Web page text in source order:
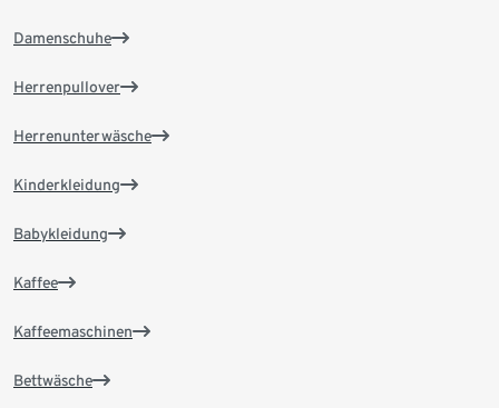
Damenschuhe
Herrenpullover
Herrenunterwäsche
Kinderkleidung
Babykleidung
Kaffee
Kaffeemaschinen
Bettwäsche